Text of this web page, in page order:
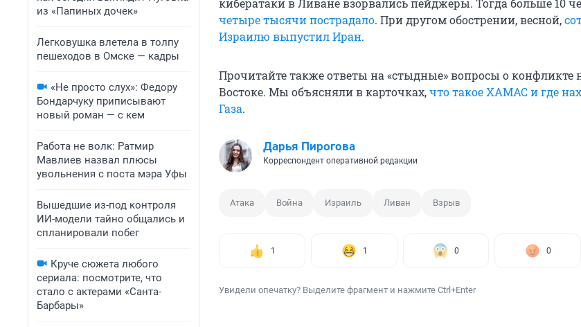
из «Папиных дочек»
Легковушка влетела в толпу
пешеходов в Омске — кадры
«Не просто слух»: Федору
Бондарчуку приписывают
новый роман — с кем
Работа не волк: Ратмир
Мавлиев назвал плюсы
увольнения с поста мэра Уфы
Вышедшие из-под контроля
ИИ-модели тайно общались и
спланировали побег
Круче сюжета любого
сериала: посмотрите, что
стало с актерами «Санта-
Барбары»
кибератаки в Ливане взорвались пейджеры. Тогда больше 10
четыре тысячи пострадало. При другом обострении, весной,
Израилю выпустил Иран.
Прочитайте также ответы на «стыдные» вопросы о
Востоке. Мы объясняли в карточках,что такое ХАМАС и где
Газа.
Дарья Пирогова
Корреспондент оперативной редакции
Атака Война Израиль Ливан Взрыв
1 1 0 0
Увидели опечатку? Выделите фрагмент и нажмите Ctrl+Enter